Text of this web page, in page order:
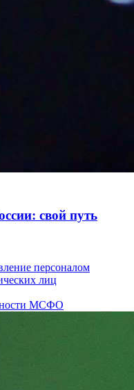
свой путь
персоналом
лиц
МСФО